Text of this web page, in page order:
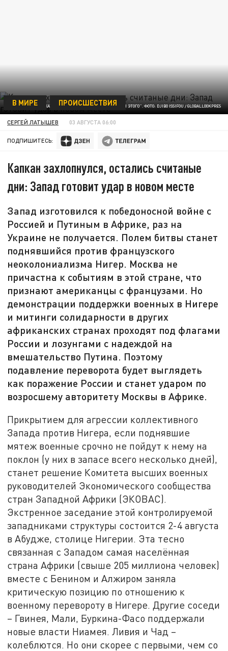
НА ПЛАКАТЕ НАДПИСЬ "ВМЕСТЕ МЫ ДОБЬЕМСЯ ЭТОГО". ФОТО: DJIBO ISSIFOU / GLOBALLOOKPRES
В МИРЕ ПРОИСШЕСТВИЯ
СЕРГЕЙ ЛАТЫШЕВ 03 АВГУСТА 06:00
ПОДПИШИТЕСЬ:
Капкан захлопнулся, остались считаные
дни: Запад готовит удар в новом месте
Запад изготовился к победоносной войне с
Россией и Путиным в Африке, раз на
Украине не получается. Полем битвы станет
поднявшийся против французского
неоколониализма Нигер. Москва не
причастна к событиям в этой стране, что
признают американцы с французами. Но
демонстрации поддержки военных в Нигере
и митинги солидарности в других
африканских странах проходят под флагами
России и лозунгами с надеждой на
вмешательство Путина. Поэтому
подавление переворота будет выглядеть
как поражение России и станет ударом по
возросшему авторитету Москвы в Африке.
Прикрытием для агрессии коллективного
Запада против Нигера, если поднявшие
мятеж военные срочно не пойдут к нему на
поклон (у них в запасе всего несколько дней),
станет решение Комитета высших военных
руководителей Экономического сообщества
стран Западной Африки (ЭКОВАС).
Экстренное заседание этой контролируемой
западниками структуры состоится 2-4 августа
в Абудже, столице Нигерии. Эта тесно
связанная с Западом самая населённая
страна Африки (свыше 205 миллиона человек)
вместе с Бенином и Алжиром заняла
критическую позицию по отношению к
военному перевороту в Нигере. Другие соседи
– Гвинея, Мали, Буркина-Фасо поддержали
новые власти Ниамея. Ливия и Чад –
колеблются. Но они скорее с первыми, чем со